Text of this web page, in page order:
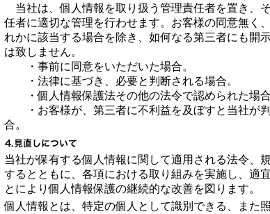
当社は、個人情報を取り扱う管理責任者を置き、
任者に適切な管理を行わせます。お客様の同意無く
れかに該当する場合を除き、如何なる第三者にも開
は致しません。
・事前に同意をいただいた場合。
・法律に基づき、必要と判断される場合。
・個人情報保護法その他の法令で認められた場
・お客様が、第三者に不利益を及ぼすと当社が
合。
当社が保有する個人情報に関して適用される法令、
するとともに、各項における取り組みを実施し、適
とにより個人情報保護の継続的な改善を図ります。
個人情報とは、特定の個人として識別できる、また